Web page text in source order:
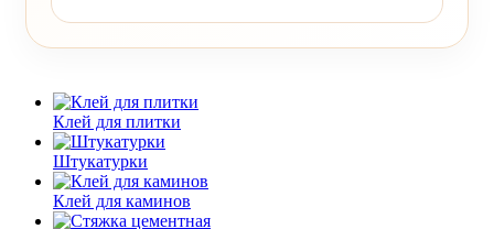
Клей для плитки
Штукатурки
Клей для каминов